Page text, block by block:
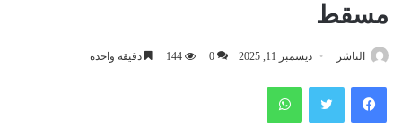
مسقط
الناشر ديسمبر 11, 2025 0
144 دقيقة واحدة
فيسبوك تويتر واتساب